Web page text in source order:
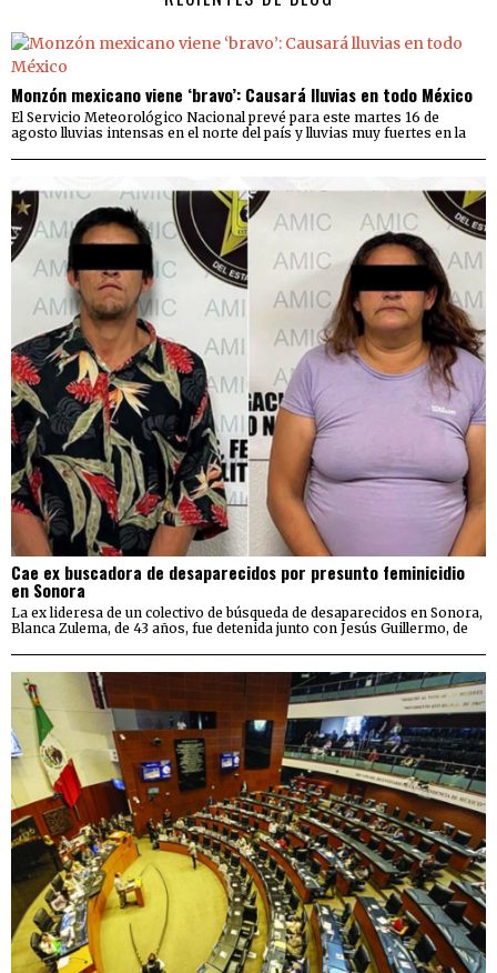
Monzón mexicano viene ‘bravo’: Causará lluvias en todo México
El Servicio Meteorológico Nacional prevé para este martes 16 de
agosto lluvias intensas en el norte del país y lluvias muy fuertes en la
Cae ex buscadora de desaparecidos por presunto feminicidio
en Sonora
La ex lideresa de un colectivo de búsqueda de desaparecidos en Sonora,
Blanca Zulema, de 43 años, fue detenida junto con Jesús Guillermo, de